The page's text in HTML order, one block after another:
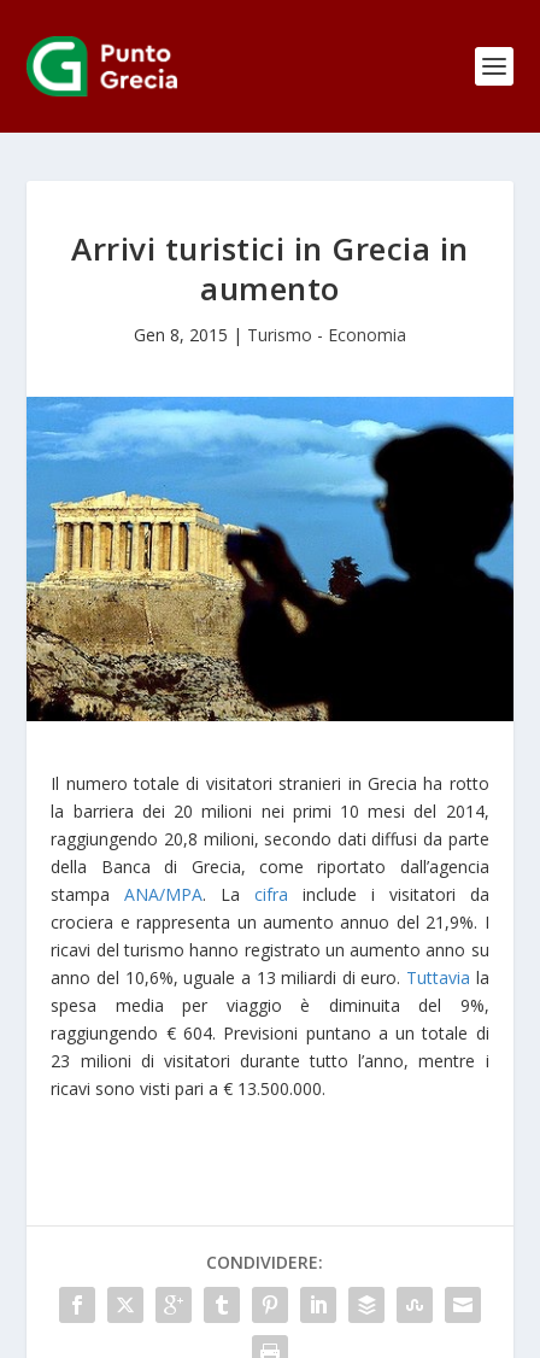
Arrivi turistici in Grecia in
aumento
Gen 8, 2015 | Turismo - Economia
Il numero totale di visitatori stranieri in Grecia ha rotto
la barriera dei 20 milioni nei primi 10 mesi del 2014,
raggiungendo 20,8 milioni, secondo dati diffusi da parte
della Banca di Grecia, come riportato dall’agencia
stampaANA/MPA. Lacifra include i visitatori da
crociera e rappresenta un aumento annuo del 21,9%. I
ricavi del turismo hanno registrato un aumento anno su
anno del 10,6%, uguale a 13 miliardi di euro. Tuttavia la
spesa media per viaggio è diminuita del 9%,
raggiungendo € 604. Previsioni puntano a un totale di
23 milioni di visitatori durante tutto l’anno, mentre i
ricavi sono visti pari a € 13.500.000.
CONDIVIDERE: